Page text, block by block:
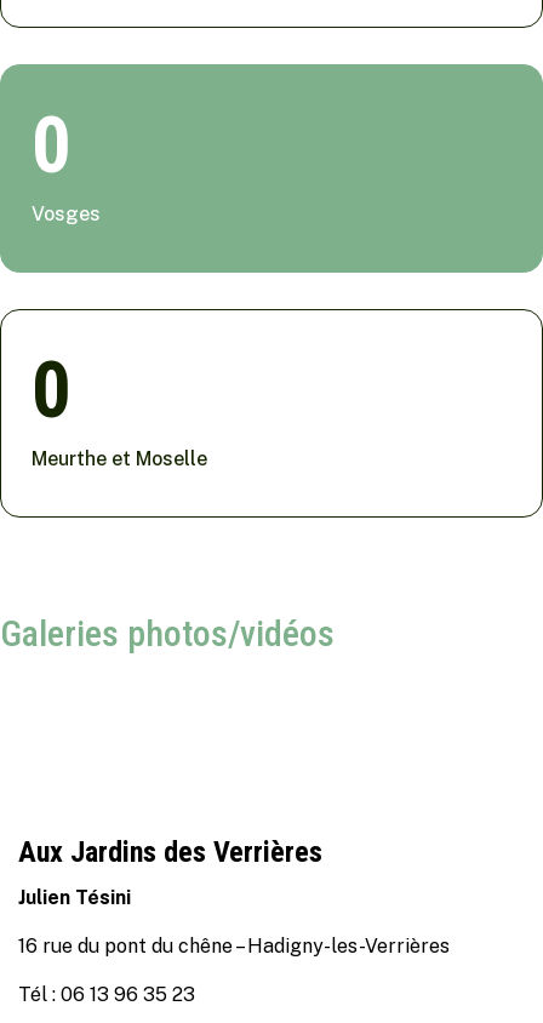
0
Vosges
0
Meurthe et Moselle
Galeries photos/vidéos
Aux Jardins des Verrières
Julien Tésini
16 rue du pont du chêne – Hadigny-les-Verrières
Tél : 06 13 96 35 23